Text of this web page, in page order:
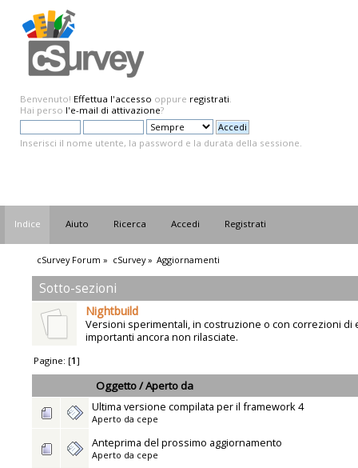
Benvenuto! Effettua l'accesso oppure registrati.
Hai perso l'e-mail di attivazione?
Inserisci il nome utente, la password e la durata della sessione.
Indice Aiuto Ricerca Accedi Registrati
cSurvey Forum » cSurvey» Aggiornamenti
Sotto-sezioni
Nightbuild
Versioni sperimentali, in costruzione o con correzioni di
importanti ancora non rilasciate.
Pagine: [1]
Oggetto/Aperto da
Ultima versione compilata per il framework 4
Aperto da cepe
Anteprima del prossimo aggiornamento
Aperto da cepe